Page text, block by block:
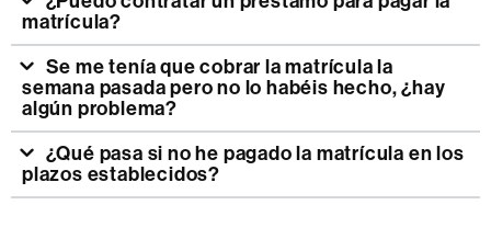
matrícula?
semana pasada pero no lo habéis hecho, ¿hay
algún problema?
plazos establecidos?